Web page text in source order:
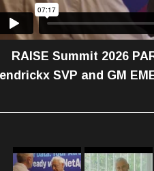
RAISE Summit 2026
SVP and GM